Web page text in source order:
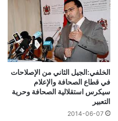
الخلفي:الجيل الثاني من الإصلاحات
في قطاع الصحافة والإعلام
سيكرس استقلالية الصحافة وحرية
التعبير
2014-06-07